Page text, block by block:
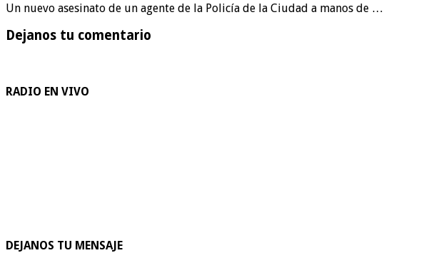
Un nuevo asesinato de un agente de la Policía de la Ciudad a manos de …
Dejanos tu comentario
RADIO EN VIVO
DEJANOS TU MENSAJE